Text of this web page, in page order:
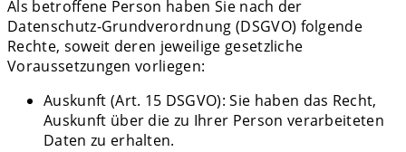
Als betroffene Person haben Sie nach der
Datenschutz-Grundverordnung (DSGVO) folgende
Rechte, soweit deren jeweilige gesetzliche
Voraussetzungen vorliegen:
Auskunft (Art. 15 DSGVO): Sie haben das Recht,
Auskunft über die zu Ihrer Person verarbeiteten
Daten zu erhalten.